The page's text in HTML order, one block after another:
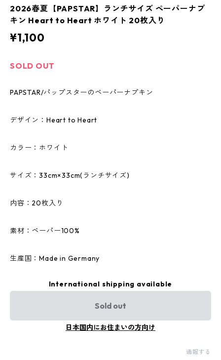
2026春夏【PAPSTAR】ランチサイズ ペーパーナプ
キン Heart to Heart ホワイト 20枚入り
¥1,100
SOLD OUT
PAPSTAR/パップスターのペーパーナプキン
デザイン：Heart to Heart
カラー：ホワイト
サイズ：33cm×33cm(ランチサイズ)
内容：20枚入り
素材：ペーパー100%
生産国：Made in Germany
International shipping available
Sold out
日本国内にお住まいの方向け
通報する